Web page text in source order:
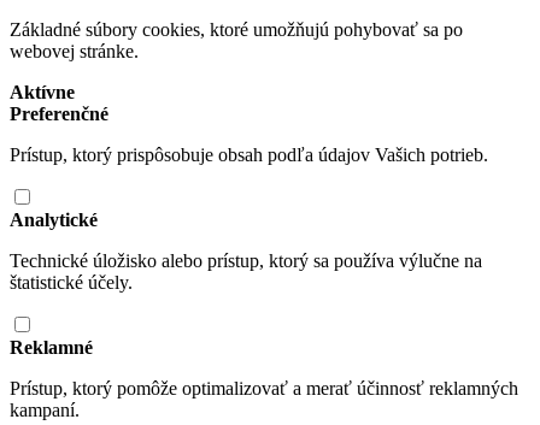
Základné súbory cookies, ktoré umožňujú pohybovať sa po
webovej stránke.
Aktívne
Preferenčné
Prístup, ktorý prispôsobuje obsah podľa údajov Vašich potrieb.
Analytické
Technické úložisko alebo prístup, ktorý sa používa výlučne na
štatistické účely.
Reklamné
Prístup, ktorý pomôže optimalizovať a merať účinnosť reklamných
kampaní.